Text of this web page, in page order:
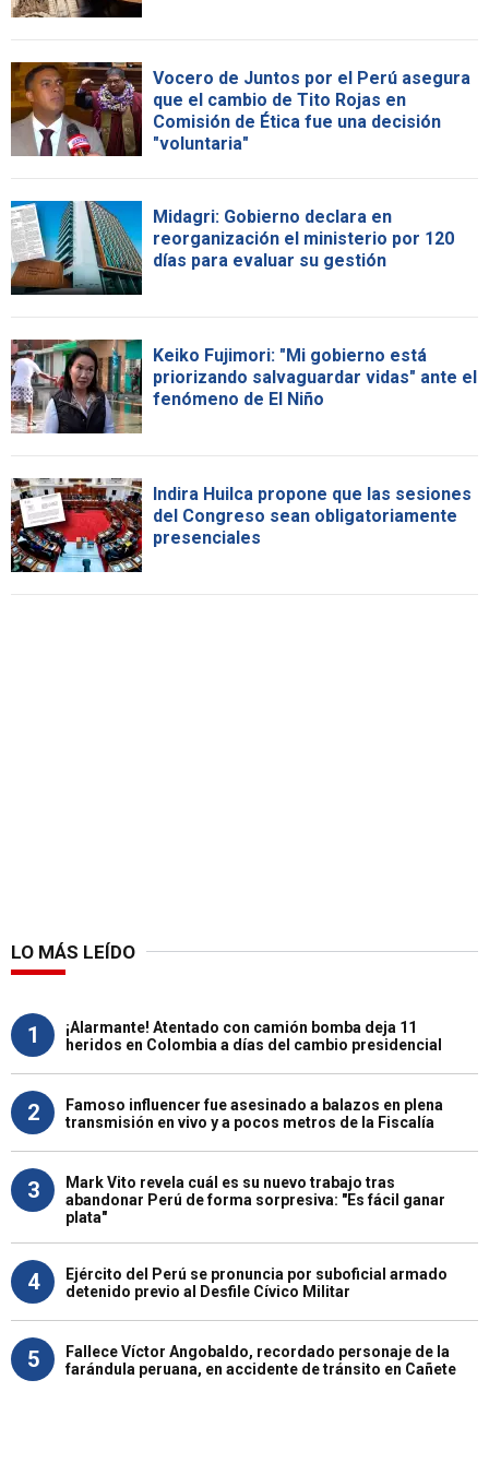
Vocero de Juntos por el Perú asegura
que el cambio de Tito Rojas en
Comisión de Ética fue una decisión
"voluntaria"
Midagri: Gobierno declara en
reorganización el ministerio por 120
días para evaluar su gestión
Keiko Fujimori: "Mi gobierno está
priorizando salvaguardar vidas" ante el
fenómeno de El Niño
Indira Huilca propone que las sesiones
del Congreso sean obligatoriamente
presenciales
LO MÁS LEÍDO
1
¡Alarmante! Atentado con camión bomba deja 11
heridos en Colombia a días del cambio presidencial
2
Famoso influencer fue asesinado a balazos en plena
transmisión en vivo y a pocos metros de la Fiscalía
3
Mark Vito revela cuál es su nuevo trabajo tras
abandonar Perú de forma sorpresiva: "Es fácil ganar
plata"
4
Ejército del Perú se pronuncia por suboficial armado
detenido previo al Desfile Cívico Militar
5
Fallece Víctor Angobaldo, recordado personaje de la
farándula peruana, en accidente de tránsito en Cañete